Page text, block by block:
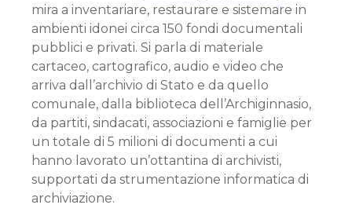
mira a inventariare, restaurare e sistemare in
ambienti idonei circa 150 fondi documentali
pubblici e privati. Si parla di materiale
cartaceo, cartografico, audio e video che
arriva dall’archivio di Stato e da quello
comunale, dalla biblioteca dell’Archiginnasio,
da partiti, sindacati, associazioni e famiglie per
un totale di 5 milioni di documenti a cui
hanno lavorato un’ottantina di archivisti,
supportati da strumentazione informatica di
archiviazione.